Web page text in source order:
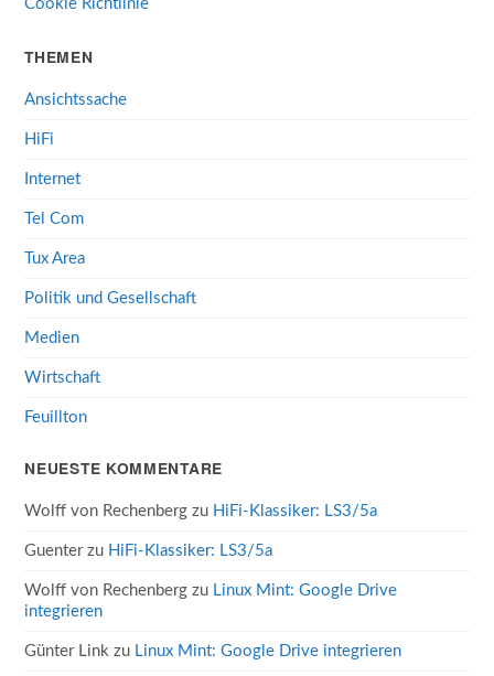
Cookie Richtlinie
THEMEN
Ansichtssache
HiFi
Internet
Tel Com
Tux Area
Politik und Gesellschaft
Medien
Wirtschaft
Feuillton
NEUESTE KOMMENTARE
Wolff von Rechenberg zu HiFi-Klassiker: LS3/5a
Guenterzu HiFi-Klassiker: LS3/5a
Wolff von Rechenberg zu Linux Mint: Google Drive
integrieren
Günter Link zu Linux Mint: Google Drive integrieren